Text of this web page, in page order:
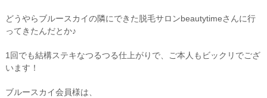
どうやらブルースカイの隣にできた脱毛サロンbeautytimeさんに行
ってきたんだとか♪
1回でも結構ステキなつるつる仕上がりで、ご本人もビックリでござ
います！
ブルースカイ会員様は、